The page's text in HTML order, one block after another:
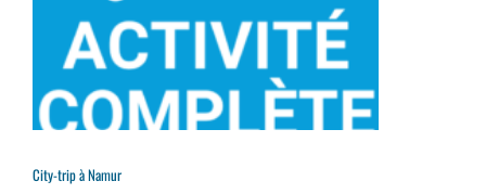
City-trip à Namur